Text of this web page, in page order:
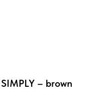
– brown